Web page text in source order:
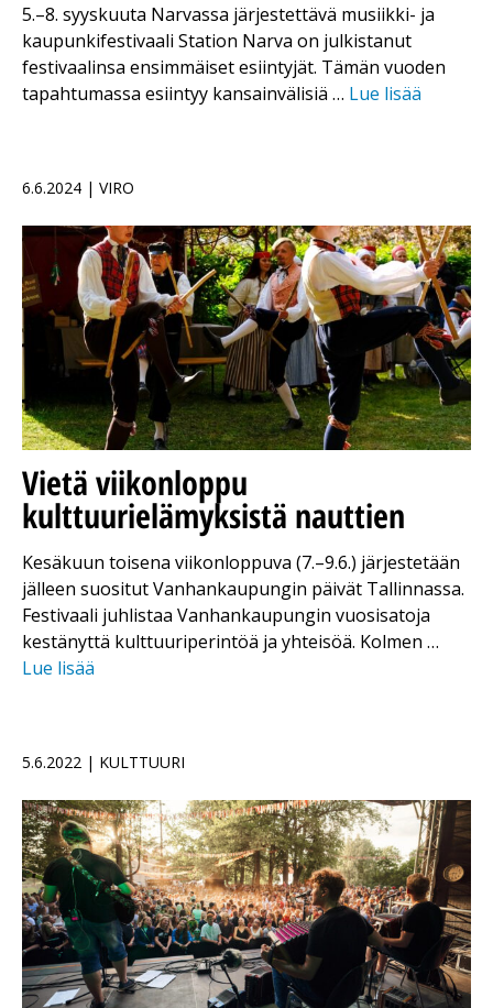
5.–8. syyskuuta Narvassa järjestettävä musiikki- ja
kaupunkifestivaali Station Narva on julkistanut
festivaalinsa ensimmäiset esiintyjät. Tämän vuoden
tapahtumassa esiintyy kansainvälisiä … Lue lisää
6.6.2024 | VIRO
Vietä viikonloppu
kulttuurielämyksistä nauttien
Kesäkuun toisena viikonloppuva (7.–9.6.) järjestetään
jälleen suositut Vanhankaupungin päivät Tallinnassa.
Festivaali juhlistaa Vanhankaupungin vuosisatoja
kestänyttä kulttuuriperintöä ja yhteisöä. Kolmen …
Lue lisää
5.6.2022 | KULTTUURI